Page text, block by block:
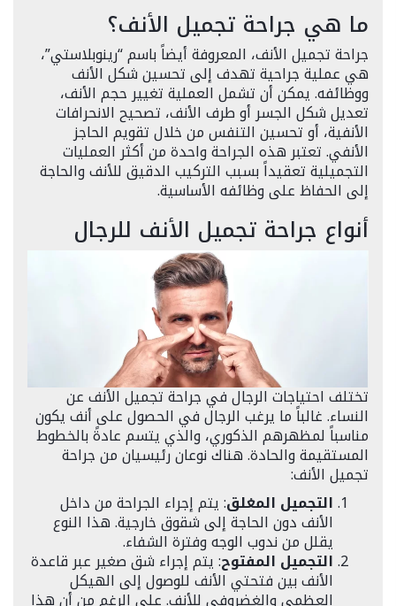
ما هي جراحة تجميل الأنف؟
جراحة تجميل الأنف، المعروفة أيضاً باسم “رينوبلاستي”،
هي عملية جراحية تهدف إلى تحسين شكل الأنف
ووظائفه. يمكن أن تشمل العملية تغيير حجم الأنف،
تعديل شكل الجسر أو طرف الأنف، تصحيح الانحرافات
الأنفية، أو تحسين التنفس من خلال تقويم الحاجز
الأنفي. تعتبر هذه الجراحة واحدة من أكثر العمليات
التجميلية تعقيداً بسبب التركيب الدقيق للأنف والحاجة
إلى الحفاظ على وظائفه الأساسية.
أنواع جراحة تجميل الأنف للرجال
تختلف احتياجات الرجال في جراحة تجميل الأنف عن
النساء. غالباً ما يرغب الرجال في الحصول على أنف يكون
مناسباً لمظهرهم الذكوري، والذي يتسم عادةً بالخطوط
المستقيمة والحادة. هناك نوعان رئيسيان من جراحة
تجميل الأنف:
التجميل المغلق: يتم إجراء الجراحة من داخل
الأنف دون الحاجة إلى شقوق خارجية. هذا النوع
يقلل من ندوب الوجه وفترة الشفاء.
التجميل المفتوح: يتم إجراء شق صغير عبر قاعدة
الأنف بين فتحتي الأنف للوصول إلى الهيكل
العظمي والغضروفي للأنف. على الرغم من أن هذا